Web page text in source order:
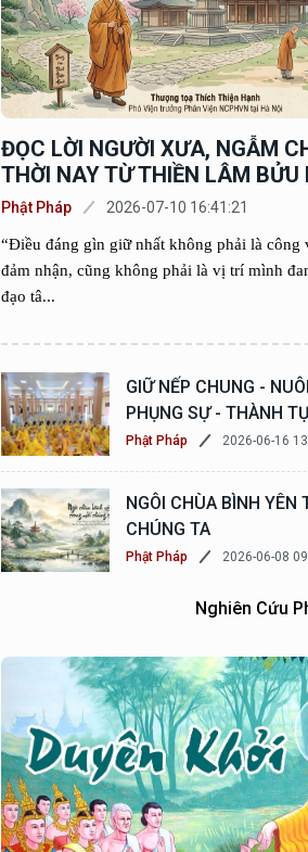
ĐỌC LỜI NGƯỜI XƯA, NGẪM
THỜI NAY TỪ THIỀN LÂM BỬU
Phật Pháp 2026-07-10 16:41:21
“Điều đáng gìn giữ nhất không phải là công
đảm nhận, cũng không phải là vị trí mình
đạo tâ...
GIỮ NẾP CHUNG -
PHỤNG SỰ - THÀNH
Phật Pháp 2026-06-16
NGÔI CHÙA BÌNH YÊN
CHÚNG TA
Phật Pháp 2026-06-08
Nghiên Cứu